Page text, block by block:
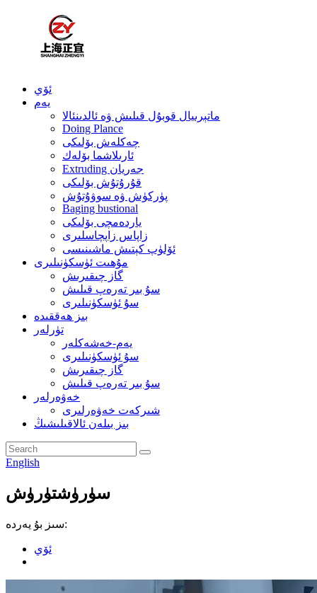
ئۆي
يەم
ماتېرىيال قوبۇل قىلىش ۋە ئالدىنئالا
Doing Plance
چەكلەش بۆلىكى
ئارىلاشما بۆلەك
Extruding جەريان
قۇرۇتۇش بۆلىكى
پۈركۈش ۋە سوۋۇتۇش
Baging bustional
ياردەمچى بۆلىكى
زاپاس زاپچاسلىرى
ئۆلۈپ كېتىش ماشىنىسى
مۇھىت ئۈسكۈنىلىرى
گاز چىقىرىش
سۇ بىر تەرەپ قىلىش
سۇ ئۈسكۈنىلىرى
بىز ھەققىدە
تۈرلەر
يەم-خەشەكلەر
سۇ ئۈسكۈنىلىرى
گاز چىقىرىش
سۇ بىر تەرەپ قىلىش
خەۋەرلەر
شىركەت خەۋەرلىرى
بىز بىلەن ئالاقىلىشىڭ
English
سۈرۈشتۈرۈش
سىز بۇ يەردە:
ئۆي